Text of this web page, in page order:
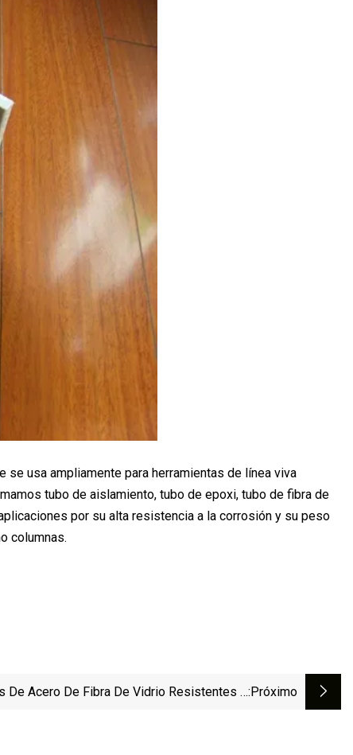
usa ampliamente para herramientas de línea viva
tubo de aislamiento, tubo de epoxi, tubo de fibra de
por su alta resistencia a la corrosión y su peso
columnas.
De Acero De Fibra De Vidrio Resistentes A:próximo